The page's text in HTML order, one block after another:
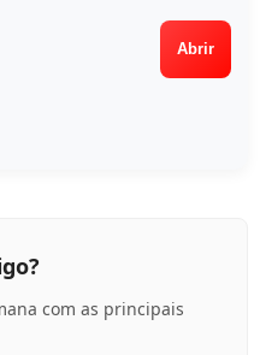
Abrir
com as principais